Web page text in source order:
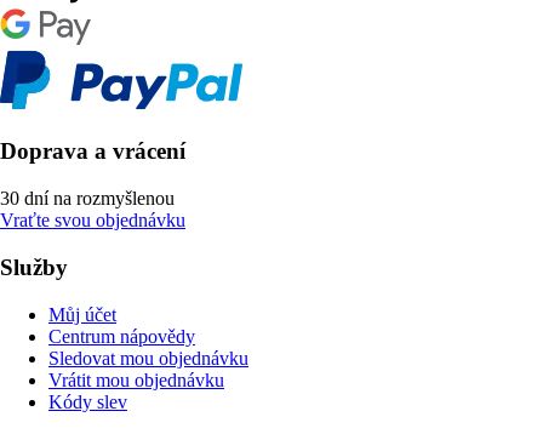
Doprava a vrácení
30 dní na rozmyšlenou
Vraťte svou objednávku
Služby
Můj účet
Centrum nápovědy
Sledovat mou objednávku
Vrátit mou objednávku
Kódy slev